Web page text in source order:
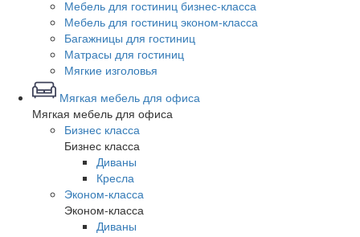
Мебель для гостиниц бизнес-класса
Мебель для гостиниц эконом-класса
Багажницы для гостиниц
Матрасы для гостиниц
Мягкие изголовья
Мягкая мебель для офиса
Мягкая мебель для офиса
Бизнес класса
Бизнес класса
Диваны
Кресла
Эконом-класса
Эконом-класса
Диваны